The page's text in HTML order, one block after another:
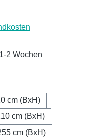
2 Wochen
cm (BxH)
cm (BxH)
cm (BxH)